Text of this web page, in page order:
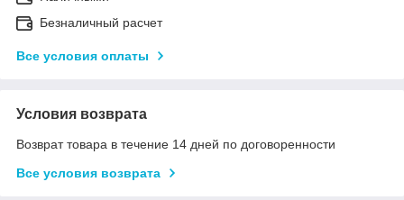
Безналичный расчет
Все условия оплаты
Условия возврата
Возврат товара в течение 14 дней по договоренности
Все условия возврата